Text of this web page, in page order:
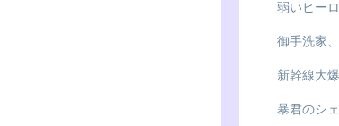
弱いヒー
御手洗家
新幹線大
暴君のシ